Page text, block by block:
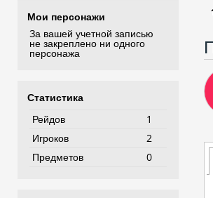
Мои персонажи
За вашей учетной записью
не закреплено ни одного
персонажа
Статистика
Рейдов
1
Игроков
2
Предметов
0